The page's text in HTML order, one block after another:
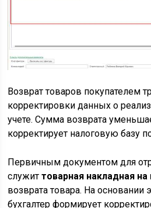
Возврат товаров покупателем
корректировки данных о
учете. Сумма возврата
корректирует налоговую базу
Первичным документом для
служиттоварная накладная на
возврата товара. На основании
бухгалтер формирует